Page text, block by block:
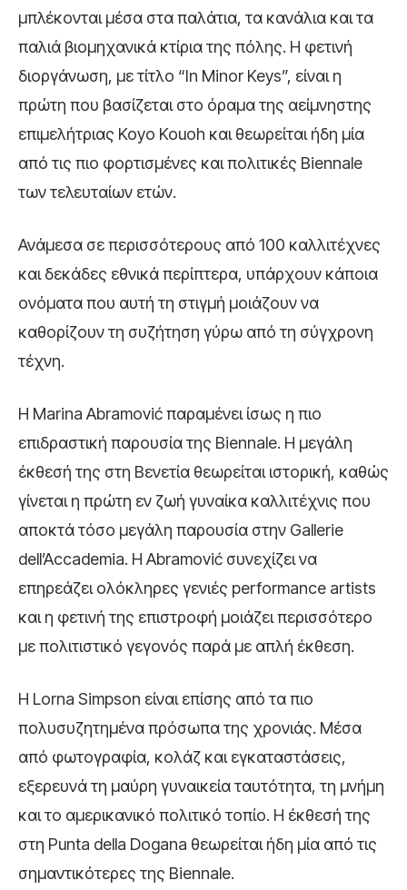
μπλέκονται μέσα στα παλάτια, τα κανάλια και τα
παλιά βιομηχανικά κτίρια της πόλης. Η φετινή
διοργάνωση, με τίτλο “In Minor Keys”, είναι η
πρώτη που βασίζεται στο όραμα της αείμνηστης
επιμελήτριας Koyo Kouoh και θεωρείται ήδη μία
από τις πιο φορτισμένες και πολιτικές Biennale
των τελευταίων ετών.
Ανάμεσα σε περισσότερους από 100 καλλιτέχνες
και δεκάδες εθνικά περίπτερα, υπάρχουν κάποια
ονόματα που αυτή τη στιγμή μοιάζουν να
καθορίζουν τη συζήτηση γύρω από τη σύγχρονη
τέχνη.
Η Marina Abramovićπαραμένει ίσως η πιο
επιδραστική παρουσία της Biennale. Η μεγάλη
έκθεσή της στη Βενετία θεωρείται ιστορική, καθώς
γίνεται η πρώτη εν ζωή γυναίκα καλλιτέχνις που
αποκτά τόσο μεγάλη παρουσία στην Gallerie
dell’Accademia. Η Abramović συνεχίζει να
επηρεάζει ολόκληρες γενιές performance artists
και η φετινή της επιστροφή μοιάζει περισσότερο
με πολιτιστικό γεγονός παρά με απλή έκθεση.
Η Lorna Simpson είναι επίσης από τα πιο
πολυσυζητημένα πρόσωπα της χρονιάς. Μέσα
από φωτογραφία, κολάζ και εγκαταστάσεις,
εξερευνά τη μαύρη γυναικεία ταυτότητα, τη μνήμη
και το αμερικανικό πολιτικό τοπίο. Η έκθεσή της
στη Punta della Dogana θεωρείται ήδη μία από τις
σημαντικότερες της Biennale.